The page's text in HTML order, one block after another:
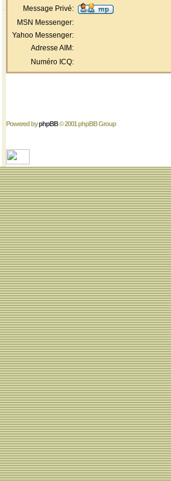
Message Privé:
MSN Messenger:
Yahoo Messenger:
Adresse AIM:
Numéro ICQ:
Powered byphpBB© 2001 phpBB Group